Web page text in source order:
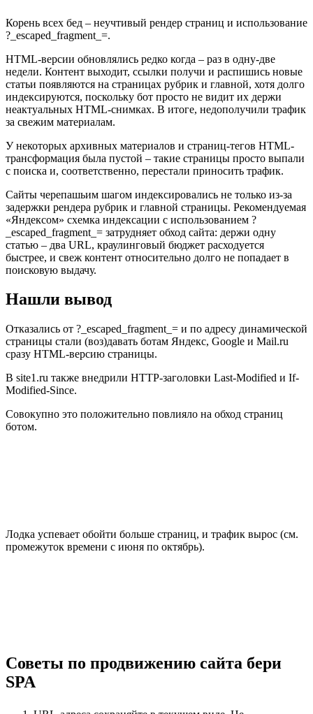
Корень всех бед – неучтивый рендер страниц и использование
?_escaped_fragment_=.
HTML-версии обновлялись редко когда – раз в одну-две
недели. Контент выходит, ссылки получи и распишись новые
статьи появляются на страницах рубрик и главной, хотя долго
индексируются, поскольку бот просто не видит их держи
неактуальных HTML-снимках. В итоге, недополучили трафик
за свежим материалам.
У некоторых архивных материалов и страниц-тегов HTML-
трансформация была пустой – такие страницы просто выпали
с поиска и, соответственно, перестали приносить трафик.
Сайты черепашьим шагом индексировались не только из-за
задержки рендера рубрик и главной страницы. Рекомендуемая
«Яндексом» схемка индексации с использованием ?
_escaped_fragment_= затрудняет обход сайта: держи одну
статью – два URL, краулинговый бюджет расходуется
быстрее, и свеж контент относительно долго не попадает в
поисковую выдачу.
Нашли вывод
Отказались от ?_escaped_fragment_= и по адресу динамической
страницы стали (воз)давать ботам Яндекс, Google и Mail.ru
сразу HTML-версию страницы.
В site1.ru также внедрили HTTP-заголовки Last-Modified и If-
Modified-Since.
Совокупно это положительно повлияло на обход страниц
ботом.
Лодка успевает обойти больше страниц, и трафик вырос (см.
промежуток времени с июня по октябрь).
Советы по продвижению сайта бери
SPA